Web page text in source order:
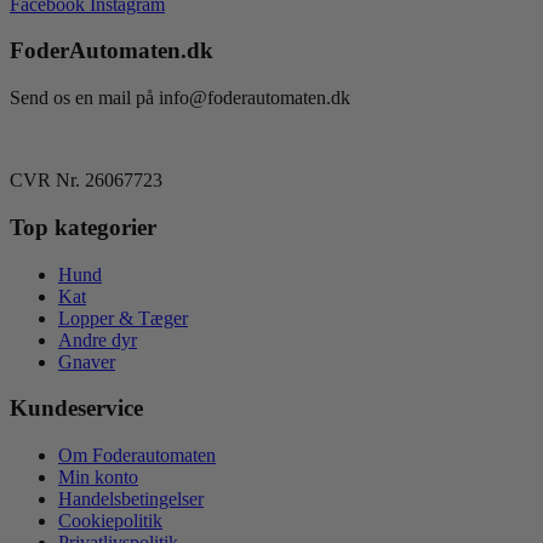
FoderAutomaten.dk
Send os en mail på info@foderautomaten.dk
CVR Nr. 26067723
Top kategorier
Hund
Kat
Lopper & Tæger
Andre dyr
Gnaver
Kundeservice
Om Foderautomaten
Min konto
Handelsbetingelser
Cookiepolitik